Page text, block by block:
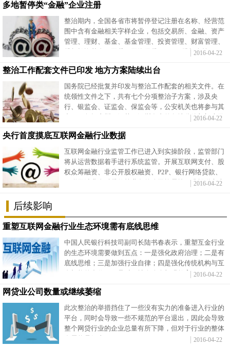
富媒体 摄影
新华电视中文 新华电视英文 返回PC
多地暂停类“金融”企业注册
整治期内，全国各省市将暂停登记注册在名称、经营范
围中含有金融相关字样企业，包括交易所、金融、资产
管理、理财、基金、基金管理、投资管理、财富管理、
股权投资基金、网贷、网络借贷、P2P、股权众筹、互
2016-04-22
整治工作配套文件已印发 地方方案陆续出台
国务院已经批复并印发与整治工作配套的相关文件。在
统领性文件之下，共有七个分项整治子方案，涉及央
行、银监会、证监会、保监会等，公安机关也将参与其
中。而包括广州、江苏、深圳在内的各地监管部门也已
2016-04-22
央行首度摸底互联网金融行业数据
互联网金融行业监管工作已进入到实操阶段，监管部门
将从运营数据着手进行系统监管。开展互联网支付、股
权众筹融资、非公开股权融资、P2P、银行网络贷款、
互联网消费金融贷款等业务的公司均需按要求报送六大
2016-04-22
后续影响
重塑互联网金融行业生态环境需有底线思维
中国人民银行科技司副司长陆书春表示，重塑互金行业
的生态环境需要做到五点：一是强化政府治理；二是有
底线思维；三是加强行业自律；四是强化传统机构与互
金机构的合作；五是对于社会公众加强教育。2016-04-22
网贷业公司数量或继续萎缩
此次整治的举措挡住了一些没有实力的准备进入行业的
平台，同时会导致一些不规范的平台退出，因此会导致
整个网贷行业的企业总量有所下降，但对于行业的整体
2016-04-22